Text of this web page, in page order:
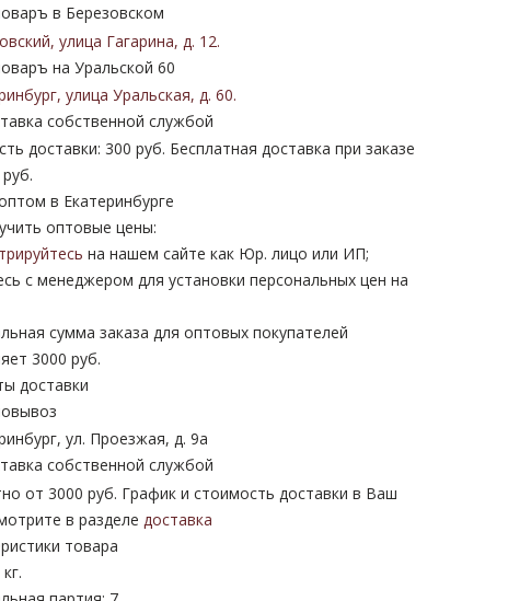
в Березовском
, улица Гагарина, д. 12.
на Уральской 60
, улица Уральская, д. 60.
собственной службой
доставки: 300 руб. Бесплатная доставка при заказе
в Екатеринбурге
оптовые цены:
на нашем сайте как Юр. лицо или ИП;
с менеджером для установки персональных цен на
сумма заказа для оптовых покупателей
3000 руб.
доставки
ул. Проезжая, д. 9а
собственной службой
от 3000 руб. График и стоимость доставки в Ваш
в разделе доставка
товара